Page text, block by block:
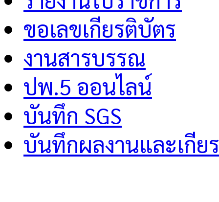
ขอเลขเกียรติบัตร
งานสารบรรณ
ปพ.5 ออนไลน์
บันทึก SGS
บันทึกผลงานและเกีย